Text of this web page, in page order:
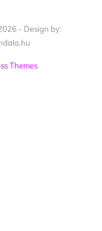
- Design by:
Themes